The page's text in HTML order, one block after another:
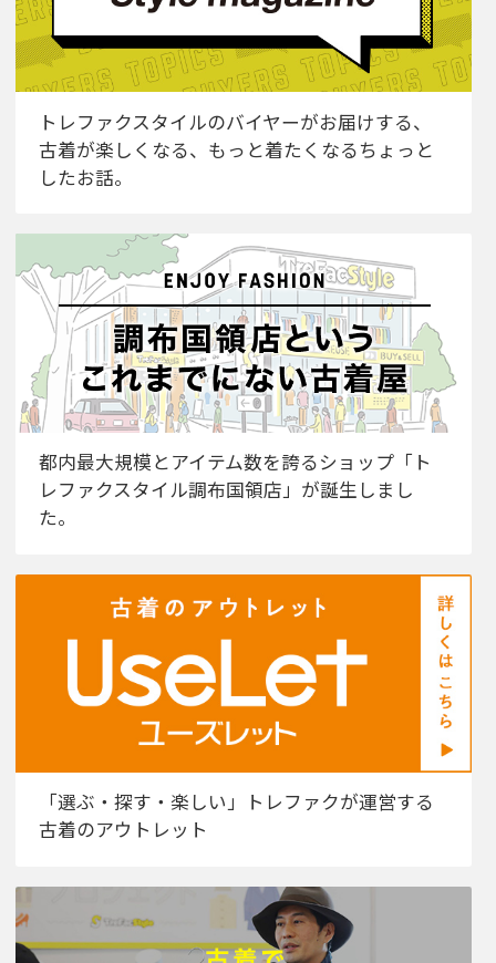
トレファクスタイルのバイヤーがお届けする、
古着が楽しくなる、もっと着たくなるちょっと
したお話。
都内最大規模とアイテム数を誇るショップ「ト
レファクスタイル調布国領店」が誕生しまし
た。
「選ぶ・探す・楽しい」トレファクが運営する
古着のアウトレット